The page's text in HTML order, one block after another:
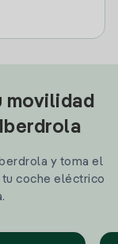
movilidad
y toma el
coche eléctrico